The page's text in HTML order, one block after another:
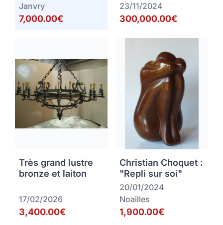
Janvry
7,000.00€
23/11/2024
300,000.00€
Très grand lustre
bronze et laiton
17/02/2026
3,400.00€
Christian Choquet :
"Repli sur soi"
20/01/2024
Noailles
1,900.00€